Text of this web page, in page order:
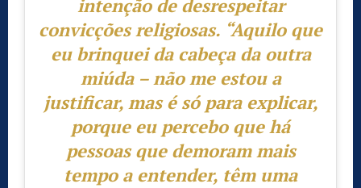
intenção de desrespeitar
convicções religiosas. “Aquilo que
eu brinquei da cabeça da outra
miúda – não me estou a
justificar, mas é só para explicar,
porque eu percebo que há
pessoas que demoram mais
tempo a entender, têm uma